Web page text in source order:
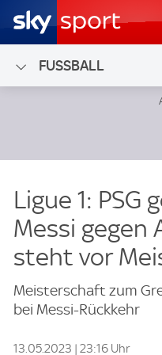
FUSSBALL
Ligue 1: PSG
Messi gegen
steht vor
Meisterschaft zum
bei Messi-Rückkehr
13.05.2023 | 23:16 Uhr